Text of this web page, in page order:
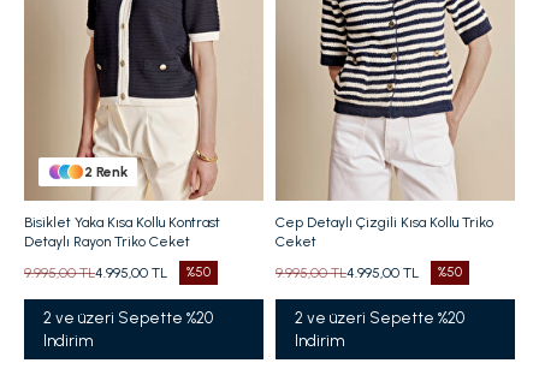
2 Renk
Bisiklet Yaka Kısa Kollu Kontrast
Detaylı Rayon Triko Ceket
9.995,00 TL4.995,00 TL %50
2 ve üzeri Sepette %20
Indirim
Cep Detaylı Çizgili Kısa Kollu Triko
Ceket
9.995,00 TL4.995,00 TL %50
2 ve üzeri Sepette %20
Indirim